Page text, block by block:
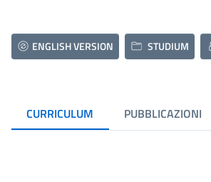
ENGLISH VERSION STUDIUM
CURRICULUM PUBBLICAZIONI